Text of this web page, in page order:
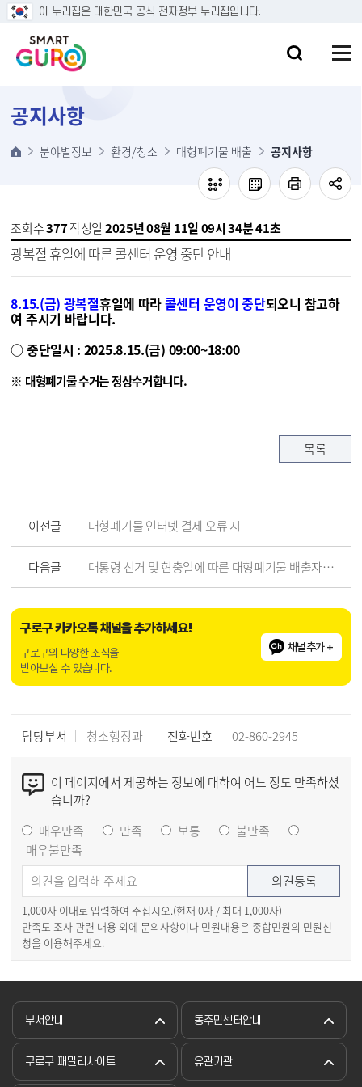
본문 바로가기
이 누리집은 대한민국 공식 전자정부 누리집입니다.
공지사항
분야별정보 환경/청소 대형폐기물 배출 공지사항
조회수377작성일 2025년 08월 11일 09시 34분 41초
광복절 휴일에 따른 콜센터 운영 중단 안내
8.15.(금) 광복절휴일에 따라콜센터 운영이 중단되오니 참고하
여 주시기 바랍니다.
○ 중단일시 : 2025.8.15.(금) 09:00~18:00
※ 대형폐기물 수거는 정상수거합니다.
목록
이전글 대형폐기물 인터넷 결제 오류 시
다음글 대통령 선거 및 현충일에 따른 대형폐기물 배출자제 및 콜센터 일시중단 안내
구로구 카카오톡 채널을 추가하세요!
구로구의 다양한 소식을
받아보실 수 있습니다.
채널추가 +
담당부서 청소행정과 전화번호 02-860-2945
이 페이지에서 제공하는 정보에 대하여 어느 정도 만족하셨
습니까?
매우만족
만족 보통
불만족
매우불만족
1,000자 이내로 입력하여 주십시오.(현재 0자 / 최대 1,000자)
만족도 조사 관련 내용 외에 문의사항이나 민원내용은 종합민원의 민원신
청을 이용해주세요.
부서안내 동주민센터안내
구로구 패밀리사이트 유관기관